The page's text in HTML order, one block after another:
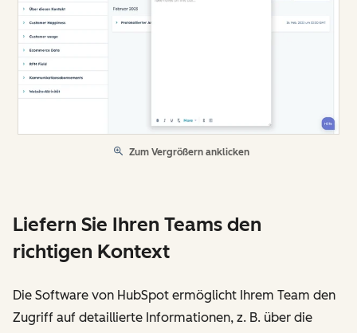
Zum Vergrößern anklicken
Liefern Sie Ihren Teams den
richtigen Kontext
Die Software von HubSpot ermöglicht Ihrem Team den
Zugriff auf detaillierte Informationen, z. B. über die